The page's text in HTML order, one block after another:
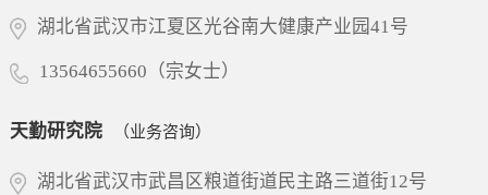
湖北省武汉市江夏区光谷南大健康产业园41号
13564655660（宗女士）
天勤研究院 （业务咨询）
湖北省武汉市武昌区粮道街道民主路三道街12号